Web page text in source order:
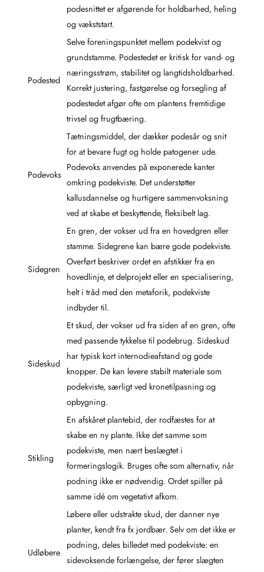
podesnittet er afgørende for holdbarhed, heling
og vækststart.
Podested
Selve foreningspunktet mellem podekvist og
grundstamme. Podestedet er kritisk for vand- og
næringsstrøm, stabilitet og langtidsholdbarhed.
Korrekt justering, fastgørelse og forsegling af
podestedet afgør ofte om plantens fremtidige
trivsel og frugtbæring.
Podevoks
Tætningsmiddel, der dækker podesår og snit
for at bevare fugt og holde patogener ude.
Podevoks anvendes på exponerede kanter
omkring podekviste. Det understøtter
kallusdannelse og hurtigere sammenvoksning
ved at skabe et beskyttende, fleksibelt lag.
Sidegren
En gren, der vokser ud fra en hovedgren eller
stamme. Sidegrene kan bære gode podekviste.
Overført beskriver ordet en afstikker fra en
hovedlinje, et delprojekt eller en specialisering,
helt i tråd med den metaforik, podekviste
indbyder til.
Sideskud
Et skud, der vokser ud fra siden af en gren, ofte
med passende tykkelse til podebrug. Sideskud
har typisk kort internodieafstand og gode
knopper. De kan levere stabilt materiale som
podekviste, særligt ved kronetilpasning og
opbygning.
Stikling
En afskåret plantebid, der rodfæstes for at
skabe en ny plante. Ikke det samme som
podekviste, men nært beslægtet i
formeringslogik. Bruges ofte som alternativ, når
podning ikke er nødvendig. Ordet spiller på
samme idé om vegetativt afkom.
Udløbere
Løbere eller udstrakte skud, der danner nye
planter, kendt fra fx jordbær. Selv om det ikke er
podning, deles billedet med podekviste: en
sidevoksende forlængelse, der fører slægten